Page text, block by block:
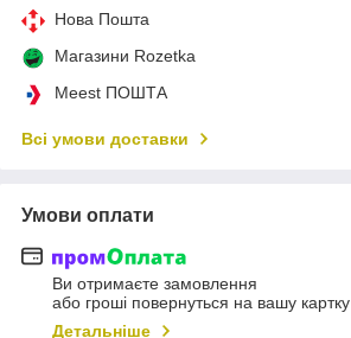
Нова Пошта
Магазини Rozetka
Meest ПОШТА
Всі умови доставки
Умови оплати
Ви отримаєте замовлення
або гроші повернуться на вашу картку
Детальніше